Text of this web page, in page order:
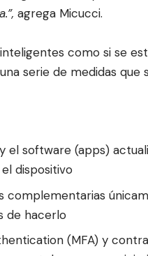
agrega Micucci.
como si se
serie de medidas
el software (apps)
dispositivo
complementarias
de hacerlo
(MFA) y